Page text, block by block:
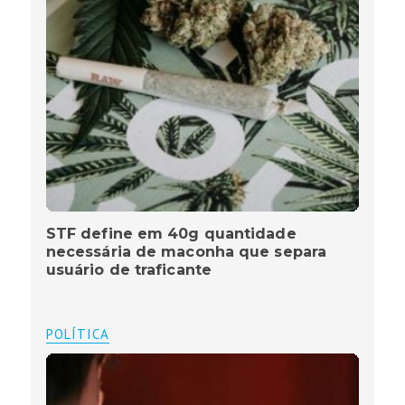
STF define em 40g quantidade
necessária de maconha que separa
usuário de traficante
POLÍTICA